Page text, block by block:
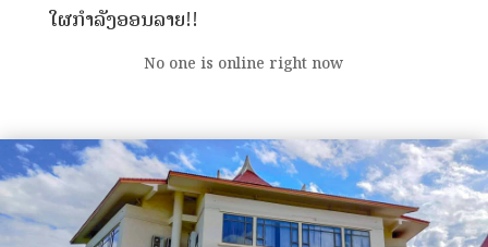
ໃຜກຳລັງອອນລາຍ!!
No one is online right now